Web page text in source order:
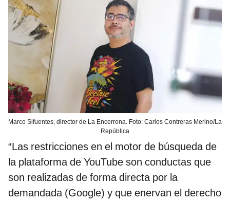
Marco Sifuentes, director de La Encerrona. Foto: Carlos Contreras Merino/La
República
“Las restricciones en el motor de búsqueda de
la plataforma de YouTube son conductas que
son realizadas de forma directa por la
demandada (Google) y que enervan el derecho